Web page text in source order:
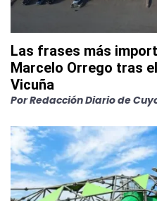
Las frases más
Marcelo Orrego tras
Vicuña
PorRedacción Diario de